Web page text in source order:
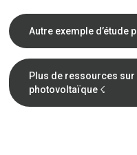
Autre exemple d’étude
Plus de ressources sur
photovoltaïque ☇